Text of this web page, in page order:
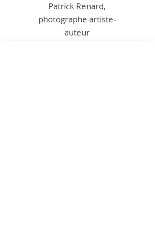
Patrick Renard,
photographe artiste-
auteur